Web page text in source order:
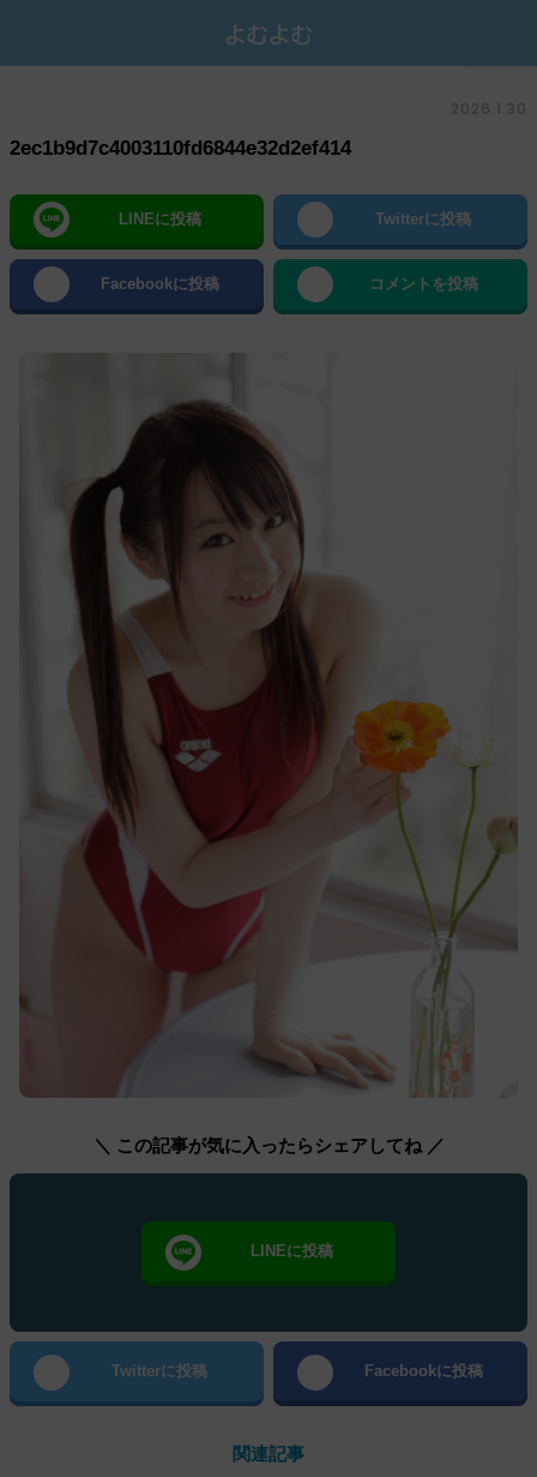
2026.1.30
2ec1b9d7c4003110fd6844e32d2ef414
LINEに投稿 Twitterに投稿
Facebookに投稿 コメントを投稿
＼ この記事が気に入ったらシェアしてね ／
LINEに投稿
Twitterに投稿 Facebookに投稿
関連記事